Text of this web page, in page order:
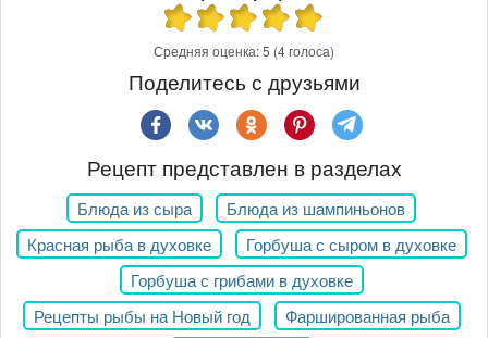
Средняя оценка:5 (4 голоса)
Поделитесь с друзьями
Рецепт представлен в разделах
Блюда из сыра
Блюда из шампиньонов
Красная рыба в духовке
Горбуша с сыром в духовке
Горбуша с грибами в духовке
Рецепты рыбы на Новый год
Фаршированная рыба